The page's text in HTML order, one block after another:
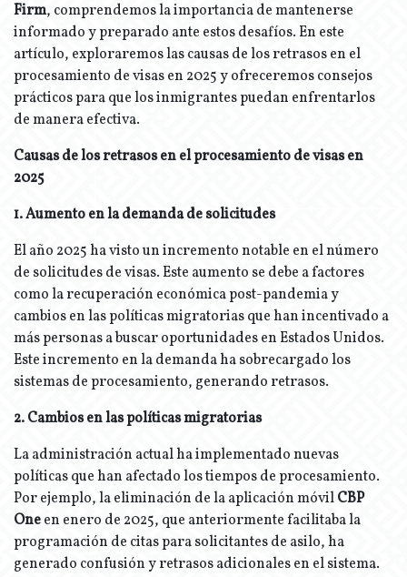
Firm, comprendemos la importancia de mantenerse
informado y preparado ante estos desafíos. En este
artículo, exploraremos las causas de los retrasos en el
procesamiento de visas en 2025 y ofreceremos consejos
prácticos para que los inmigrantes puedan enfrentarlos
de manera efectiva.
Causas de los retrasos en el procesamiento de visas en
2025
1. Aumento en la demanda de solicitudes
El año 2025 ha visto un incremento notable en el número
de solicitudes de visas. Este aumento se debe a factores
como la recuperación económica post-pandemia y
cambios en las políticas migratorias que han incentivado a
más personas a buscar oportunidades en Estados Unidos.
Este incremento en la demanda ha sobrecargado los
sistemas de procesamiento, generando retrasos.
2. Cambios en las políticas migratorias
La administración actual ha implementado nuevas
políticas que han afectado los tiempos de procesamiento.
Por ejemplo, la eliminación de la aplicación móvilCBP
Oneen enero de 2025, que anteriormente facilitaba la
programación de citas para solicitantes de asilo, ha
generado confusión y retrasos adicionales en el sistema.